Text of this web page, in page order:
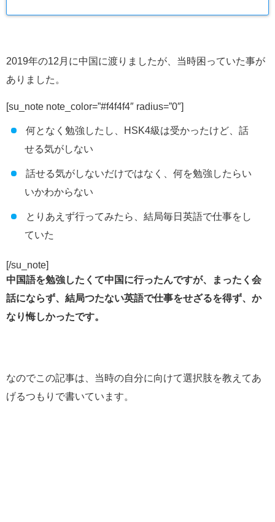
2019年の12月に中国に渡りましたが、当時困っていた事が
ありました。
[su_note note_color=”#f4f4f4″ radius=”0″]
何となく勉強したし、HSK4級は受かったけど、話
せる気がしない
話せる気がしないだけではなく、何を勉強したらい
いかわからない
とりあえず行ってみたら、結局毎日英語で仕事をし
ていた
[/su_note]
中国語を勉強したくて中国に行ったんですが、まったく会
話にならず、結局つたない英語で仕事をせざるを得ず、か
なり悔しかったです。
なのでこの記事は、当時の自分に向けて選択肢を教えてあ
げるつもりで書いています。